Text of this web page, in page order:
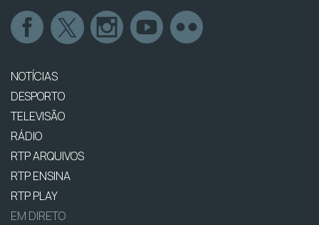
NOTÍCIAS
DESPORTO
TELEVISÃO
RÁDIO
RTP ARQUIVOS
RTP ENSINA
RTP PLAY
EM DIRETO